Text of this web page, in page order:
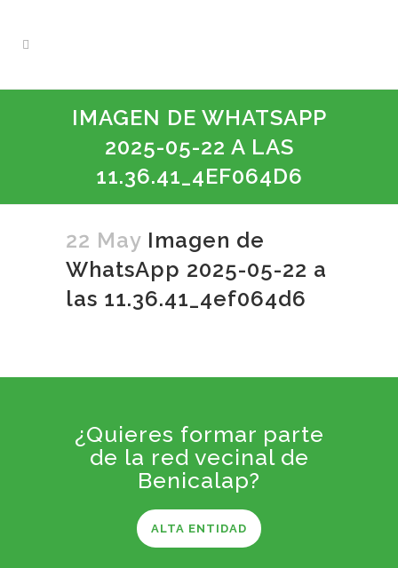
IMAGEN DE WHATSAPP
2025-05-22 A LAS
11.36.41_4EF064D6
22 May Imagen de
WhatsApp 2025-05-22 a
las 11.36.41_4ef064d6
¿Quieres formar parte
de la red vecinal de
Benicalap?
ALTA ENTIDAD